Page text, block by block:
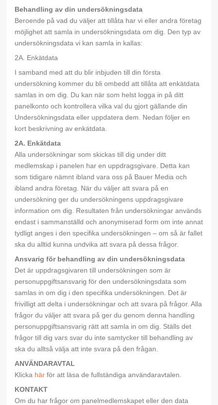
Behandling av din undersökningsdata
Beroende på vad du väljer att tillåta har vi eller andra företag
möjlighet att samla in undersökningsdata om dig. Den typ av
undersökningsdata vi kan samla in kallas:
2A. Enkätdata
I samband med att du blir inbjuden till din första
undersökning kommer du bli ombedd att tillåta att enkätdata
samlas in om dig. Du kan när som helst logga in på ditt
panelkonto och kontrollera vilka val du gjort gällande din
Undersökningsdata eller uppdatera dem. Nedan följer en
kort beskrivning av enkätdata.
2A. Enkätdata
Alla undersökningar som skickas till dig under ditt
medlemskap i panelen har en uppdragsgivare. Detta kan
som tidigare nämnt ibland vara oss på Bauer Media och
ibland andra företag. När du väljer att svara på en
undersökning ger du undersökningens uppdragsgivare
information om dig. Resultaten från undersökningar används
endast i sammanställd och anonymiserad form om inte annat
tydligt anges i den specifika undersökningen – om så är fallet
ska du alltid kunna undvika att svara på dessa frågor.
Ansvarig för behandling av din undersökningsdata
Det är uppdragsgivaren till undersökningen som är
personuppgiftsansvarig för den undersökningsdata som
samlas in om dig i den specifika undersökningen. Det är
frivilligt att delta i undersökningar och att svara på frågor. Alla
frågor du väljer att svara på ger du genom denna handling
personuppgiftsansvarig rätt att samla in om dig. Ställs det
frågor till dig vars svar du inte samtycker till behandling av
ska du alltså välja att inte svara på den frågan.
ANVÄNDARAVTAL
Klicka här för att läsa de fullständiga användaravtalen.
KONTAKT
Om du har frågor om panelmedlemskapet eller den data